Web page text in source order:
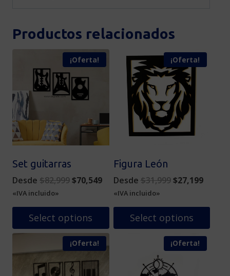
Productos relacionados
¡Oferta!
Set guitarras
Desde $82,999Original
was:
$82,999.
$70,549Current
price
is:
$70,549.
«IVA incluido»
Select options
Este
tiene
múltiples
¡Oferta!
Figura León
Desde $31,999 Original
was:
$31,999.
$27,199
is:
«IVA incluido»
Select options
múltiples
¡Oferta! ¡Oferta!